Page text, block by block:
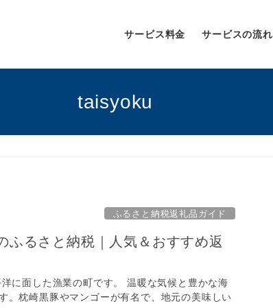
サービス料金 サービスの流れ
taisyoku
ふるさと納税返礼品ガイド
ふるさと納税｜人気＆おすすめ返
に面した漁業の町です。 温暖な気候と豊かな海
。枕崎黒豚やマンゴーが有名で、地元の美味しい